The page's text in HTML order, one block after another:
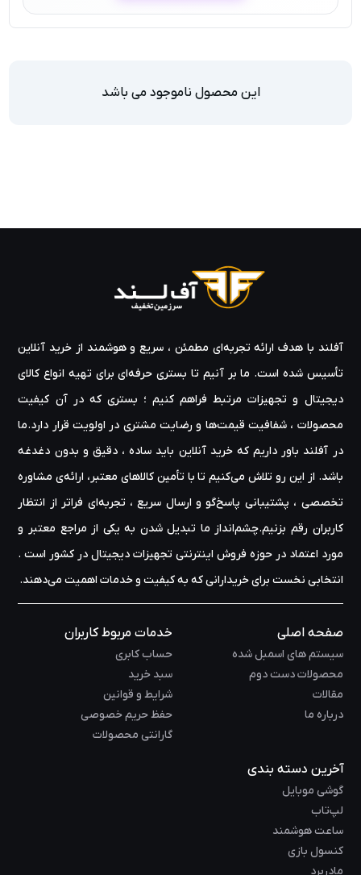
این محصول ناموجود می باشد
آفلند با هدف ارائه‌ تجربه‌ای مطمئن ، سریع و هوشمند از خرید آنلاین
تأسیس شده است. ما بر آنیم تا بستری حرفه‌ای برای تهیه‌ انواع کالای
دیجیتال و تجهیزات مرتبط فراهم کنیم ؛ بستری که در آن کیفیت
محصولات ، شفافیت قیمت‌ها و رضایت مشتری در اولویت قرار دارد.ما
در آفلند باور داریم که خرید آنلاین باید ساده ، دقیق و بدون دغدغه
باشد. از این رو تلاش می‌کنیم تا با تأمین کالاهای معتبر، ارائه‌ی مشاوره‌
تخصصی ، پشتیبانی پاسخ‌گو و ارسال سریع ، تجربه‌ای فراتر از انتظار
کاربران رقم بزنیم.چشم‌انداز ما تبدیل شدن به یکی از مراجع معتبر و
مورد اعتماد در حوزه‌ فروش اینترنتی تجهیزات دیجیتال در کشور است .
انتخابی نخست برای خریدارانی که به کیفیت و خدمات اهمیت می‌دهند.
صفحه اصلی
سیستم های اسمبل شده
محصولات دست دوم
مقالات
درباره ما
خدمات مربوط کاربران
حساب کابری
سبد خرید
شرایط و قوانین
حفظ حریم خصوصی
گارانتی محصولات
آخرین دسته بندی
گوشی موبایل
لپ‌تاب
ساعت هوشمند
کنسول بازی
مادربرد